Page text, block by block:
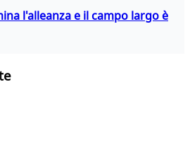
l'alleanza e il campo largo è